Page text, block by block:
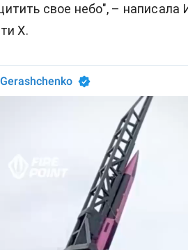
свое небо", – написала
X.